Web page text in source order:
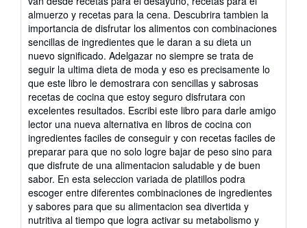
almuerzo y recetas para la cena. Descubrira tambien la
importancia de disfrutar los alimentos con combinaciones
sencillas de ingredientes que le daran a su dieta un
nuevo significado. Adelgazar no siempre se trata de
seguir la ultima dieta de moda y eso es precisamente lo
que este libro le demostrara con sencillas y sabrosas
recetas de cocina que estoy seguro disfrutara con
excelentes resultados. Escribi este libro para darle amigo
lector una nueva alternativa en libros de cocina con
ingredientes faciles de conseguir y con recetas faciles de
preparar para que no solo logre bajar de peso sino para
que disfrute de una alimentacion saludable y de buen
sabor. En esta seleccion variada de platillos podra
escoger entre diferentes combinaciones de ingredientes
y sabores para que su alimentacion sea divertida y
nutritiva al tiempo que logra activar su metabolismo y